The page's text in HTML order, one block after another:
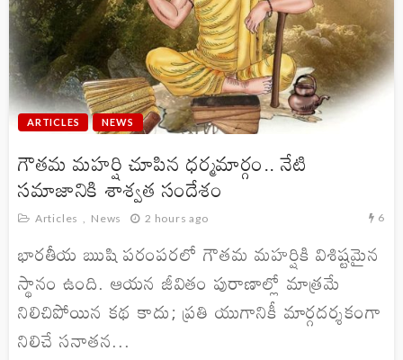
ARTICLES NEWS
గౌతమ మహర్షి చూపిన ధర్మమార్గం.. నేటి
సమాజానికి శాశ్వత సందేశం
Articles News 2 hours ago 6
భారతీయ ఋషి పరంపరలో గౌతమ మహర్షికి విశిష్టమైన
స్థానం ఉంది. ఆయన జీవితం పురాణాల్లో మాత్రమే
నిలిచిపోయిన కథ కాదు; ప్రతి యుగానికీ మార్గదర్శకంగా
నిలిచే సనాతన...